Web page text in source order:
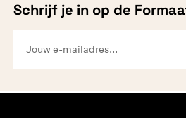
Schrijf je in op de